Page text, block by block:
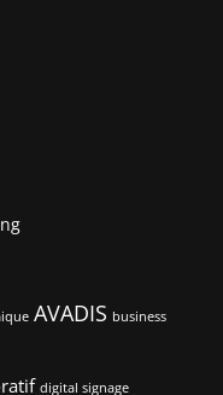
AVADIS business
digital signage